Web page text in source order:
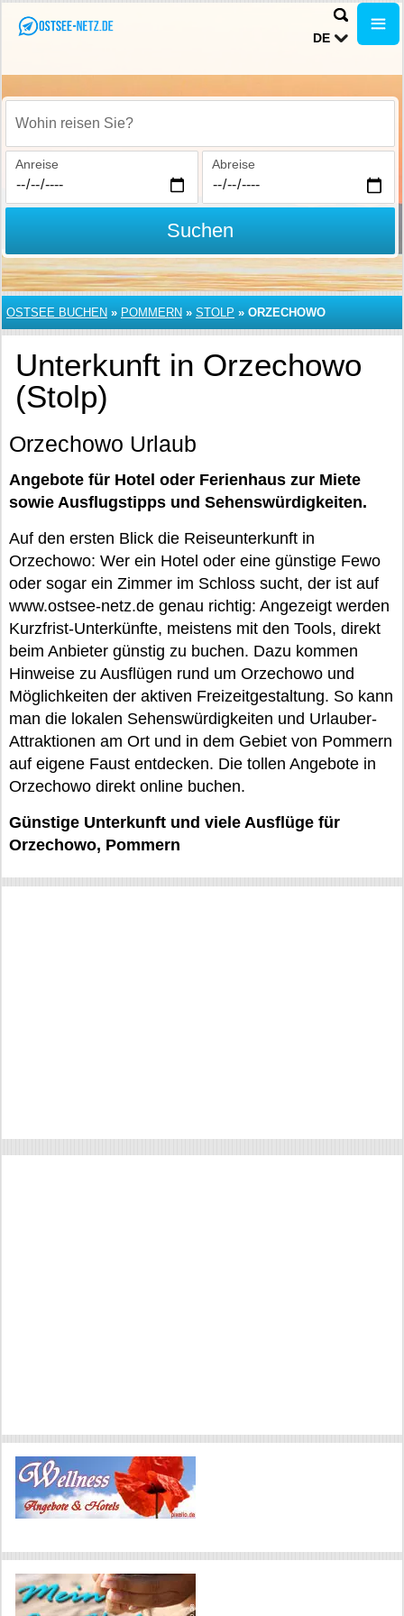
DE
Wohin reisen Sie?
Anreise Abreise
Suchen
OSTSEE BUCHEN » POMMERN » STOLP » ORZECHOWO
Unterkunft in Orzechowo
(Stolp)
Orzechowo Urlaub
Angebote für Hotel oder Ferienhaus zur Miete
sowie Ausflugstipps und Sehenswürdigkeiten.
Auf den ersten Blick die Reiseunterkunft in
Orzechowo: Wer ein Hotel oder eine günstige Fewo
oder sogar ein Zimmer im Schloss sucht, der ist auf
www.ostsee-netz.de genau richtig: Angezeigt werden
Kurzfrist-Unterkünfte, meistens mit den Tools, direkt
beim Anbieter günstig zu buchen. Dazu kommen
Hinweise zu Ausflügen rund um Orzechowo und
Möglichkeiten der aktiven Freizeitgestaltung. So kann
man die lokalen Sehenswürdigkeiten und Urlauber-
Attraktionen am Ort und in dem Gebiet von Pommern
auf eigene Faust entdecken. Die tollen Angebote in
Orzechowo direkt online buchen.
Günstige Unterkunft und viele Ausflüge für
Orzechowo, Pommern